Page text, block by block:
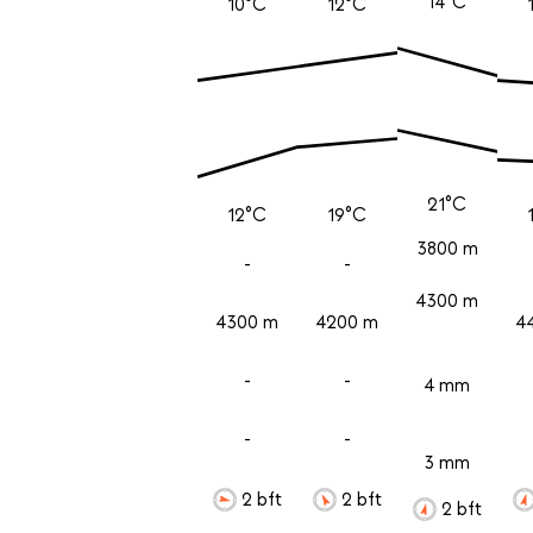
12°C
-
4300 m
-
-
2 bft
19°C
-
4200 m
-
-
2 bft
21°C
3800 m
4300 m
4 mm
3 mm
2 bft